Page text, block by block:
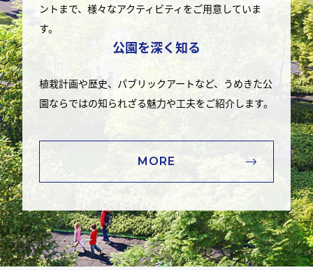
ントまで、様々なアクティビティをご用意していま
す。
公園を深く知る
植栽計画や歴史、パブリックアートなど、うめきた公
園ならではの知られざる魅力や工夫をご紹介します。
MORE